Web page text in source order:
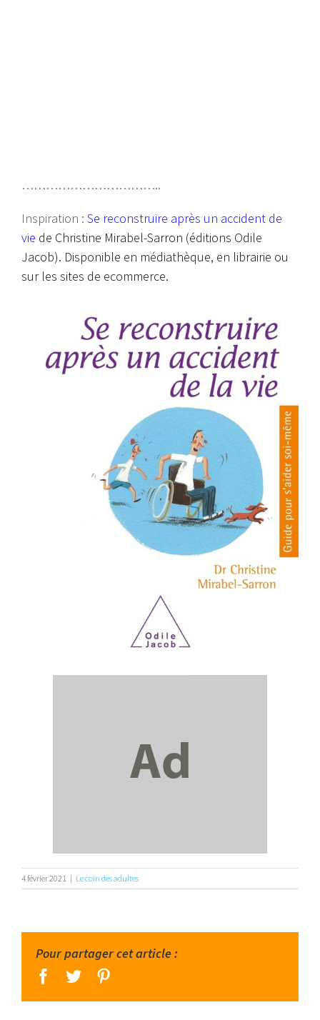
……………………………..
Inspiration : Se reconstruire après un accident de
vie de Christine Mirabel-Sarron (éditions Odile
Jacob). Disponible en médiathèque, en librairie ou
sur les sites de ecommerce.
4 février 2021 | Le coin des adultes
Pour partager cet article :
facebook
twitter